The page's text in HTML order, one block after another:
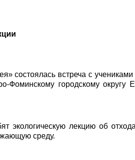
состоялась встреча с
Фоминскому городскому
экологическую лекцию об
среду.